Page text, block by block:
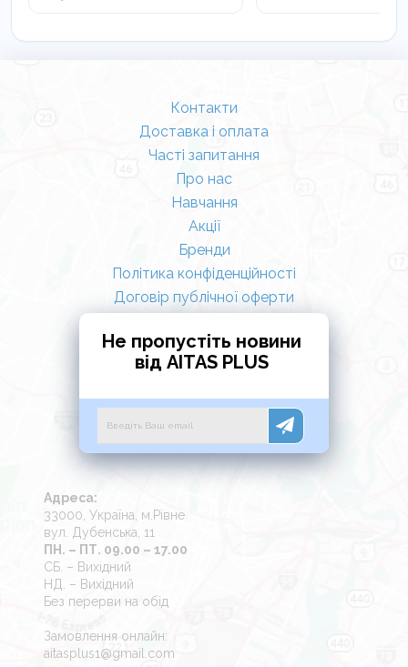
Контакти
Доставка і оплата
Часті запитання
Про нас
Навчання
Акції
Бренди
Політика конфіденційності
Договір публічної оферти
Не пропустіть новини
від AITAS PLUS
Адреса:
33000, Україна, м.Рівне
вул. Дубенська, 11
ПН. – ПТ. 09.00 – 17.00
СБ. – Вихідний
НД. – Вихідний
Без перерви на обід
Замовлення онлайн:
aitasplus1@gmail.com